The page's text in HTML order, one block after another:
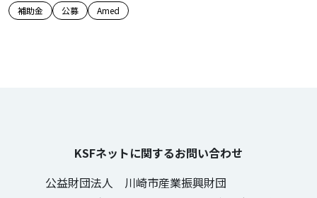
この記事のタグ
補助金 公募 Amed
KSFネットに関するお問い合わせ
公益財団法人 川崎市産業振興財団